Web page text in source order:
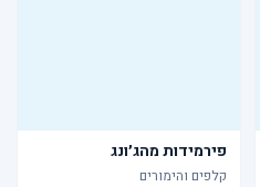
פירמידות מהג׳ונג
קלפים והימורים